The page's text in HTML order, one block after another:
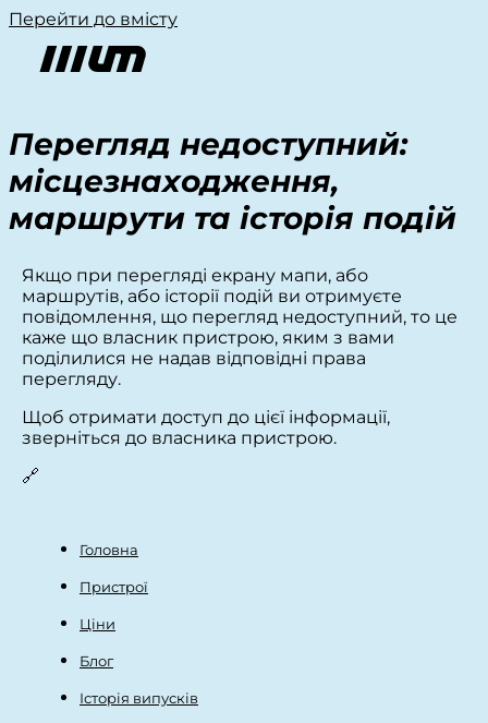
Перейти до вмісту
Перегляд недоступний:
місцезнаходження,
маршрути та історія подій
Якщо при перегляді екрану мапи, або
маршрутів, або історії подій ви отримуєте
повідомлення, що перегляд недоступний, то це
каже що власник пристрою, яким з вами
поділилися не надав відповідні права
перегляду.
Щоб отримати доступ до цієї інформації,
зверніться до власника пристрою.
🔗
Головна
Пристрої
Ціни
Блог
Історія випусків